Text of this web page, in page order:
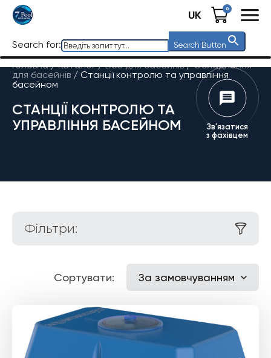
UK 0
Search for: Search Button
Головна / Каталог/Все для басейнів/Обладнання
для басейнів / Станції контролю та управління
басейном
СТАНЦІЇ КОНТРОЛЮ ТА
УПРАВЛІННЯ БАСЕЙНОМ
Зв'язатися
з фахівцем
Фільтри:
Сортувати: За замовчуванням